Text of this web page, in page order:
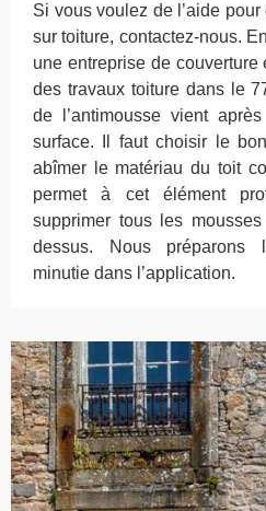
Si vous voulez de l’aide
sur toiture, contactez-nous.
une entreprise de
des travaux toiture dans le
de l’antimousse vient
surface. Il faut choisir le
abîmer le matériau du toit
permet à cet élément
supprimer tous les
dessus. Nous préparons
minutie dans l’application.